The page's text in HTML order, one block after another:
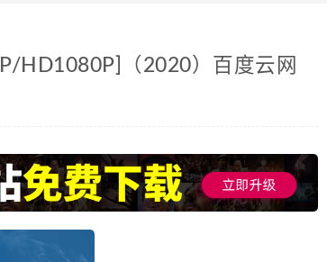
HD1080P]（2020）百度云网